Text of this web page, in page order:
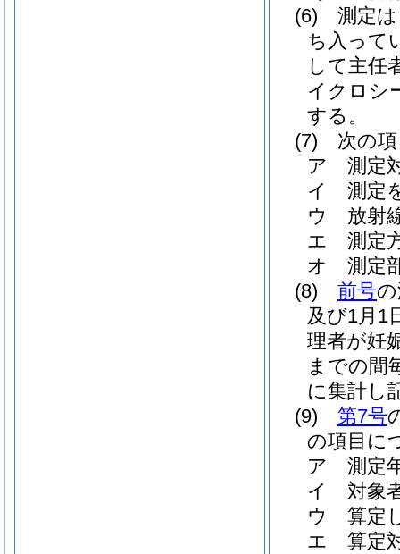
(6)
測定
ち入って
して主任
イクロシ
する。
(7)
次の
ア
測定
イ
測定
ウ
放射
エ
測定
オ
測定
(8)
前号
及び1月1
理者が妊
までの間
に集計し
(9)
第7号
の項目に
ア
測定
イ
対象
ウ
算定
エ
算定